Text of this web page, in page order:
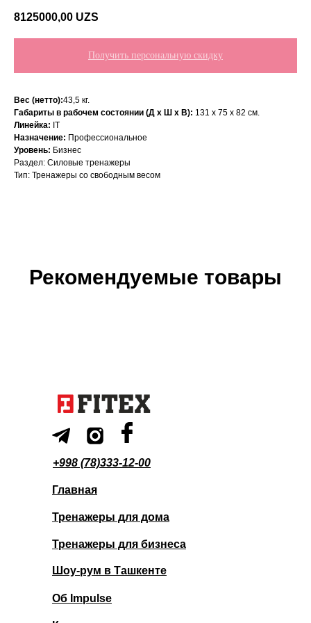
8125000,00 UZS
Получить персональную скидку
Вес (нетто):43,5 кг.
Габариты в рабочем состоянии (Д х Ш х В): 131 х 75 х 82 см.
Линейка: IT
Назначение: Профессиональное
Уровень: Бизнес
Раздел: Силовые тренажеры
Тип: Тренажеры со свободным весом
Рекомендуемые товары
+998 (78)333-12-00
Главная
Тренажеры для дома
Тренажеры для бизнеса
Шоу-рум в Ташкенте
Об Impulse